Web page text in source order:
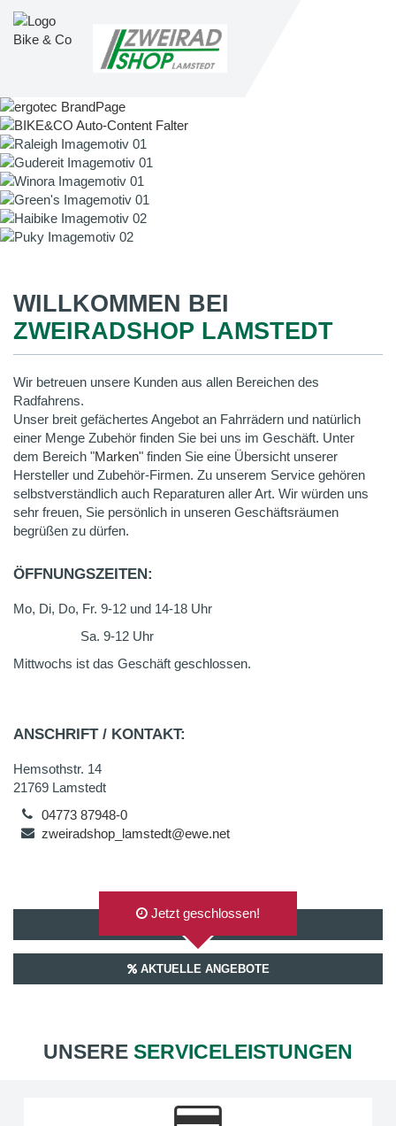
WILLKOMMEN BEI
ZWEIRADSHOP LAMSTEDT
Wir betreuen unsere Kunden aus allen Bereichen des
Radfahrens.
Unser breit gefächertes Angebot an Fahrrädern und natürlich
einer Menge Zubehör finden Sie bei uns im Geschäft. Unter
dem Bereich "Marken" finden Sie eine Übersicht unserer
Hersteller und Zubehör-Firmen. Zu unserem Service gehören
selbstverständlich auch Reparaturen aller Art. Wir würden uns
sehr freuen, Sie persönlich in unseren Geschäftsräumen
begrüßen zu dürfen.
ÖFFNUNGSZEITEN:
Mo, Di, Do, Fr. 9-12 und 14-18 Uhr
Sa. 9-12 Uhr
Mittwochs ist das Geschäft geschlossen.
ANSCHRIFT / KONTAKT:
Hemsothstr. 14
21769 Lamstedt
04773 87948-0
zweiradshop_lamstedt@ewe.net
AUF GOOGLEMAPS ANZEIGEN
Jetzt geschlossen!
AKTUELLE ANGEBOTE
UNSERE SERVICELEISTUNGEN